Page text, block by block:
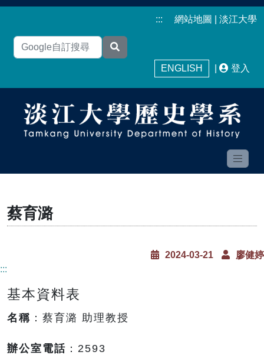
::: 網站地圖 淡江大學
ENGLISH 登入
蔡育潞
2024-03-21
廖健婷
:::
基本資料表
名稱 ：蔡育潞 助理教授
辦公室電話 ：2593